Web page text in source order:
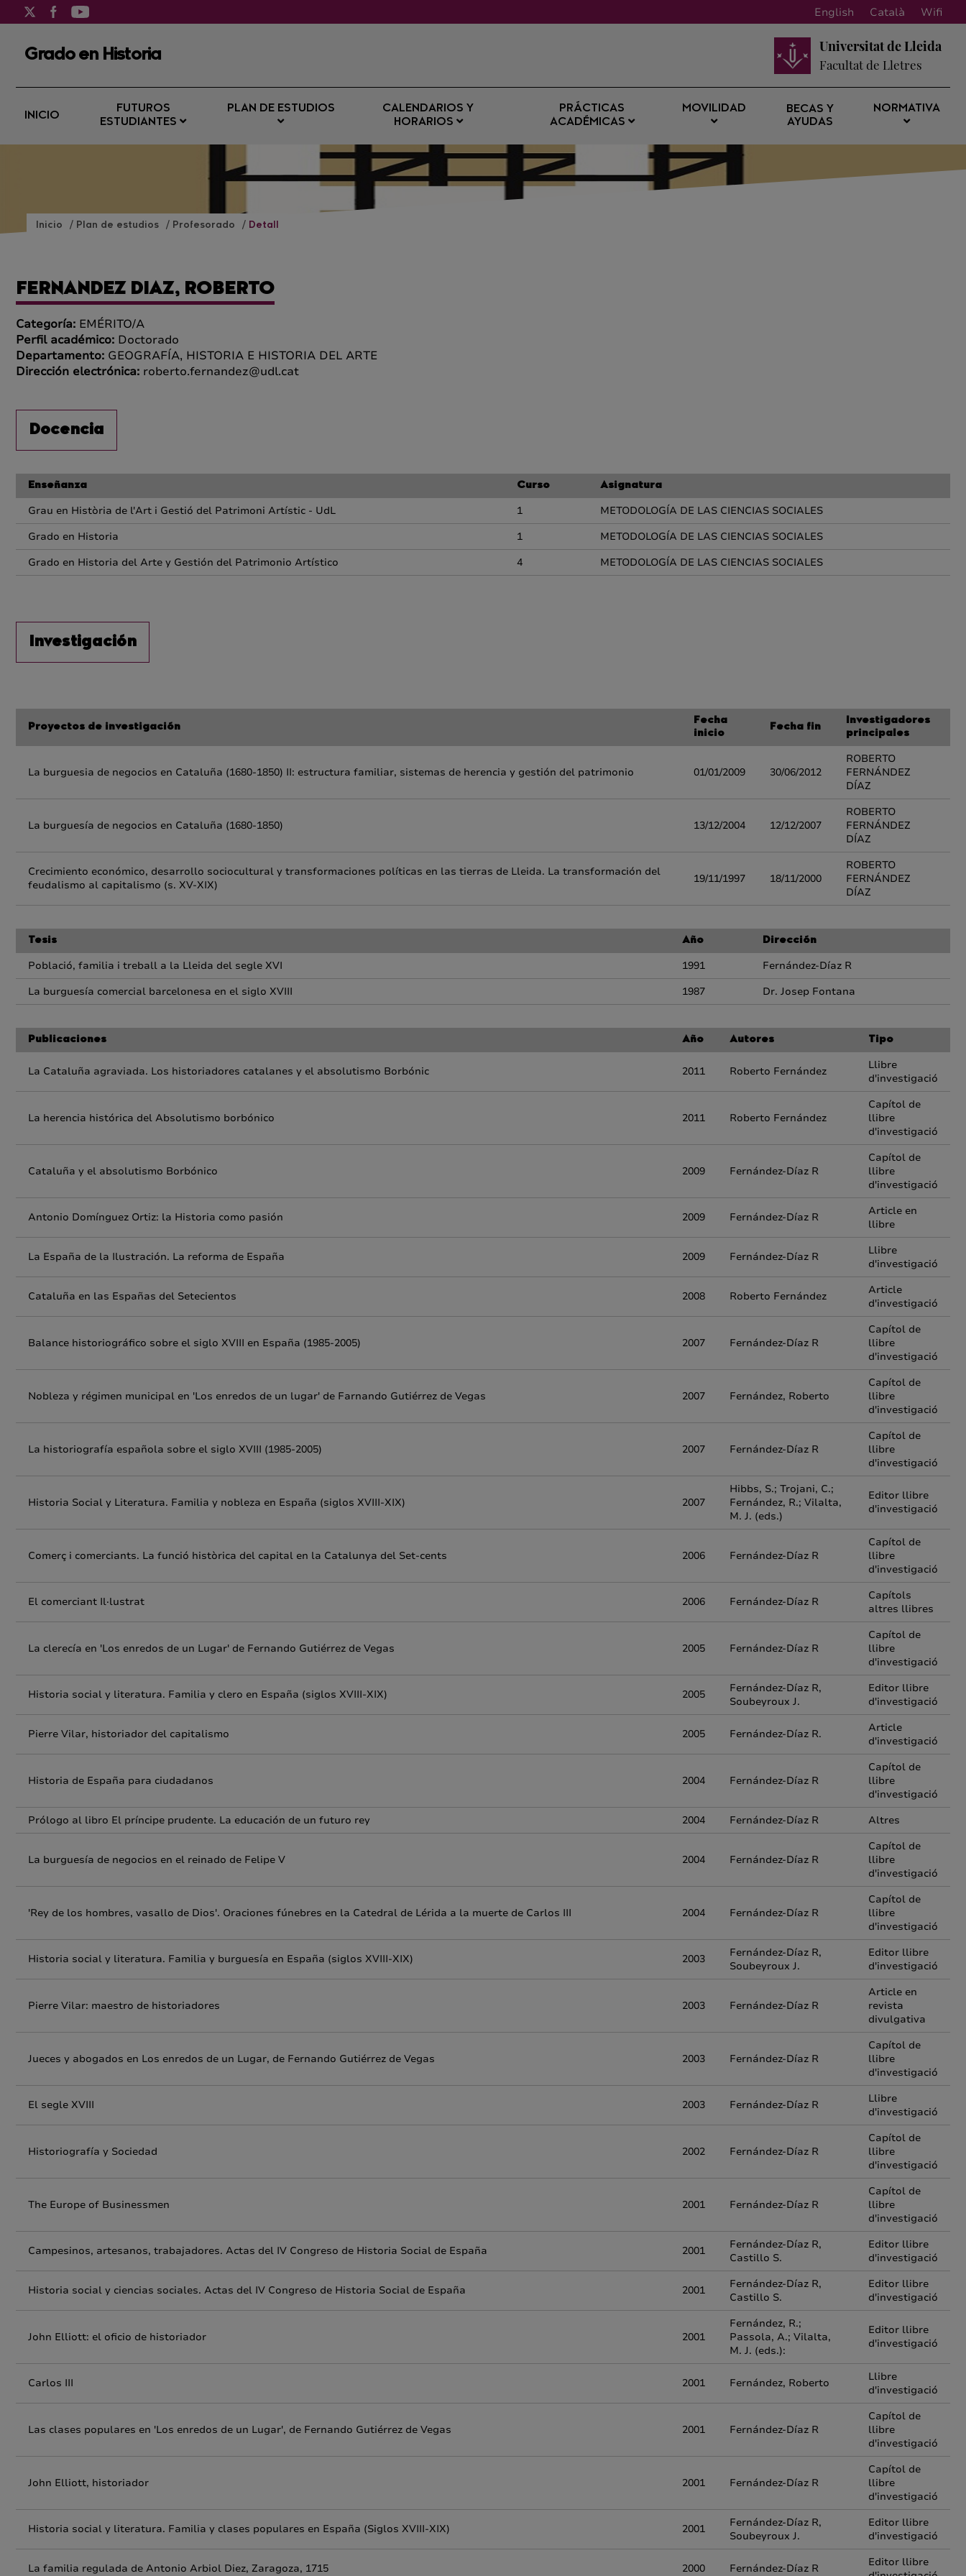
English Català Wifi
Grado en Historia
Universitat de Lleida
Facultat de Lletres
INICIO
FUTUROS
ESTUDIANTES
PLAN DE ESTUDIOS
CALENDARIOS Y
HORARIOS
PRÁCTICAS
ACADÉMICAS
MOVILIDAD
BECAS Y
AYUDAS
NORMATIVA
Inicio Plan de estudios Profesorado Detall
FERNANDEZ DIAZ, ROBERTO
Categoría: EMÉRITO/A
Perfil académico: Doctorado
Departamento: GEOGRAFÍA, HISTORIA E HISTORIA DEL ARTE
Dirección electrónica: roberto.fernandez@udl.cat
Docencia
Enseñanza Curso Asignatura
Grau en Història de l'Art i Gestió del Patrimoni Artístic - UdL 1
METODOLOGÍA DE LAS CIENCIAS SOCIALES
Grado en Historia
1
METODOLOGÍA DE LAS CIENCIAS SOCIALES
Grado en Historia del Arte y Gestión del Patrimonio Artístico
4 METODOLOGÍA DE LAS CIENCIAS SOCIALES
Investigación
Proyectos de investigación
Fecha
inicio
Fecha fin
Investigadores
principales
La burguesia de negocios en Cataluña (1680-1850) II: estructura familiar, sistemas de herencia y gestión del patrimonio 01/01/2009 30/06/2012
ROBERTO
FERNÁNDEZ
DÍAZ
La burguesía de negocios en Cataluña (1680-1850) 13/12/2004 12/12/2007
ROBERTO
FERNÁNDEZ
DÍAZ
Crecimiento económico, desarrollo sociocultural y transformaciones políticas en las tierras de Lleida. La transformación del
feudalismo al capitalismo (s. XV-XIX)
19/11/1997 18/11/2000
ROBERTO
FERNÁNDEZ
DÍAZ
Tesis Año Dirección
Població, familia i treball a la Lleida del segle XVI 1991
Fernández-Díaz R
La burguesía comercial barcelonesa en el siglo XVIII
1987 Dr. Josep Fontana
Publicaciones Año Autores Tipo
La Cataluña agraviada. Los historiadores catalanes y el absolutismo Borbónic 2011 Roberto Fernández
Llibre
d'investigació
La herencia histórica del Absolutismo borbónico 2011 Roberto Fernández
Capítol de
llibre
d'investigació
Cataluña y el absolutismo Borbónico 2009 Fernández-Díaz R
Capítol de
llibre
d'investigació
Antonio Domínguez Ortiz: la Historia como pasión 2009 Fernández-Díaz R
Article en
llibre
La España de la Ilustración. La reforma de España 2009 Fernández-Díaz R
Llibre
d'investigació
Cataluña en las Españas del Setecientos 2008 Roberto Fernández
Article
d'investigació
Balance historiográfico sobre el siglo XVIII en España (1985-2005) 2007 Fernández-Díaz R
Capítol de
llibre
d'investigació
Nobleza y régimen municipal en 'Los enredos de un lugar' de Farnando Gutiérrez de Vegas 2007 Fernández, Roberto
Capítol de
llibre
d'investigació
La historiografía española sobre el siglo XVIII (1985-2005) 2007 Fernández-Díaz R
Capítol de
llibre
d'investigació
Historia Social y Literatura. Familia y nobleza en España (siglos XVIII-XIX) 2007
Hibbs, S.; Trojani, C.;
Fernández, R.; Vilalta,
M. J. (eds.)
Editor llibre
d'investigació
Comerç i comerciants. La funció històrica del capital en la Catalunya del Set-cents 2006 Fernández-Díaz R
Capítol de
llibre
d'investigació
El comerciant Il·lustrat 2006 Fernández-Díaz R
Capítols
altres llibres
La clerecía en 'Los enredos de un Lugar' de Fernando Gutiérrez de Vegas 2005 Fernández-Díaz R
Capítol de
llibre
d'investigació
Historia social y literatura. Familia y clero en España (siglos XVIII-XIX) 2005
Fernández-Díaz R,
Soubeyroux J.
Editor llibre
d'investigació
Pierre Vilar, historiador del capitalismo 2005 Fernández-Díaz R.
Article
d'investigació
Historia de España para ciudadanos 2004 Fernández-Díaz R
Capítol de
llibre
d'investigació
Prólogo al libro El príncipe prudente. La educación de un futuro rey
2004 Fernández-Díaz R Altres
La burguesía de negocios en el reinado de Felipe V 2004 Fernández-Díaz R
Capítol de
llibre
d'investigació
'Rey de los hombres, vasallo de Dios'. Oraciones fúnebres en la Catedral de Lérida a la muerte de Carlos III 2004 Fernández-Díaz R
Capítol de
llibre
d'investigació
Historia social y literatura. Familia y burguesía en España (siglos XVIII-XIX) 2003
Fernández-Díaz R,
Soubeyroux J.
Editor llibre
d'investigació
Pierre Vilar: maestro de historiadores 2003 Fernández-Díaz R
Article en
revista
divulgativa
Jueces y abogados en Los enredos de un Lugar, de Fernando Gutiérrez de Vegas 2003 Fernández-Díaz R
Capítol de
llibre
d'investigació
El segle XVIII 2003 Fernández-Díaz R
Llibre
d'investigació
Historiografía y Sociedad 2002 Fernández-Díaz R
Capítol de
llibre
d'investigació
The Europe of Businessmen 2001 Fernández-Díaz R
Capítol de
llibre
d'investigació
Campesinos, artesanos, trabajadores. Actas del IV Congreso de Historia Social de España 2001
Fernández-Díaz R,
Castillo S.
Editor llibre
d'investigació
Historia social y ciencias sociales. Actas del IV Congreso de Historia Social de España 2001
Fernández-Díaz R,
Castillo S.
Editor llibre
d'investigació
John Elliott: el oficio de historiador 2001
Fernández, R.;
Passola, A.; Vilalta,
M. J. (eds.):
Editor llibre
d'investigació
Carlos III 2001 Fernández, Roberto
Llibre
d'investigació
Las clases populares en 'Los enredos de un Lugar', de Fernando Gutiérrez de Vegas 2001 Fernández-Díaz R
Capítol de
llibre
d'investigació
John Elliott, historiador 2001 Fernández-Díaz R
Capítol de
llibre
d'investigació
Historia social y literatura. Familia y clases populares en España (Siglos XVIII-XIX) 2001
Fernández-Díaz R,
Soubeyroux J.
Editor llibre
d'investigació
La familia regulada de Antonio Arbiol Diez, Zaragoza, 1715 2000 Fernández-Díaz R
Editor llibre